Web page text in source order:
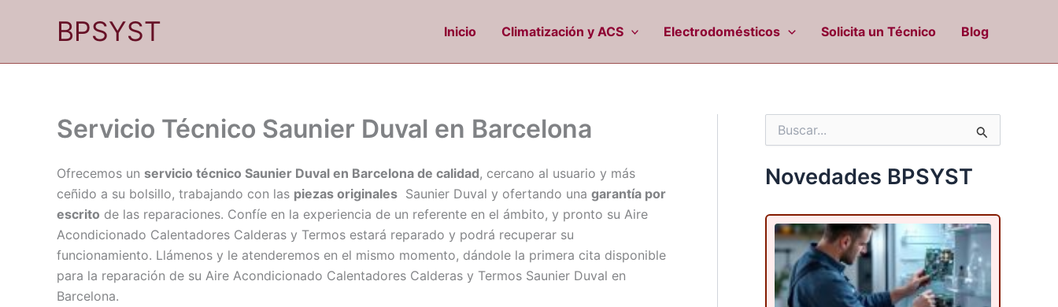
BPSYST Inicio Climatización y ACS Electrodomésticos Solicita un Técnico Blog
Servicio Técnico Saunier Duval en Barcelona
Ofrecemos un servicio técnico Saunier Duval en Barcelona de calidad, cercano al usuario y más
ceñido a su bolsillo, trabajando con las piezas originales Saunier Duval y ofertando una garantía por
escrito de las reparaciones. Confíe en la experiencia de un referente en el ámbito, y pronto su Aire
Acondicionado Calentadores Calderas y Termos estará reparado y podrá recuperar su
funcionamiento. Llámenos y le atenderemos en el mismo momento, dándole la primera cita disponible
para la reparación de su Aire Acondicionado Calentadores Calderas y Termos Saunier Duval en
Barcelona.
c
a
p
Novedades BPSYST